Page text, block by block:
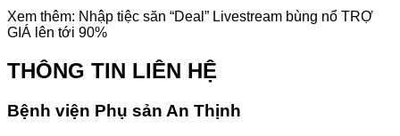
Xem thêm: Nhập tiệc săn “Deal” Livestream bùng nổ TRỢ
GIÁ lên tới 90%
THÔNG TIN LIÊN HỆ
Bệnh viện Phụ sản An Thịnh